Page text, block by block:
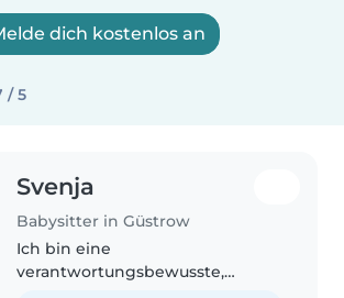
dich kostenlos an
/ 5
Svenja
Babysitter in Güstrow
Ich bin eine
verantwortungsbewusste,